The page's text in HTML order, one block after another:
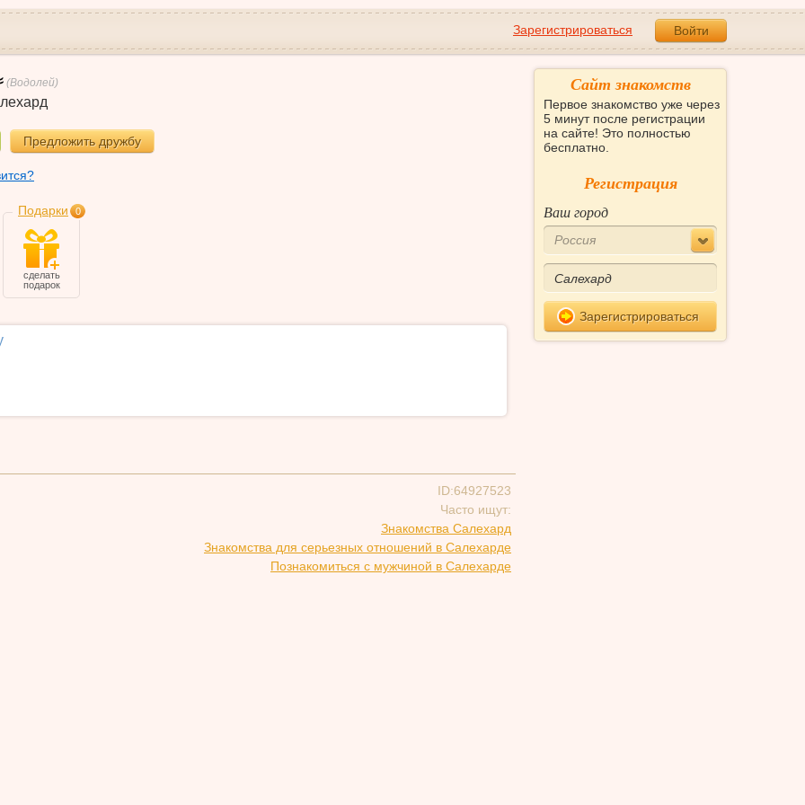
Зарегистрироваться Войти
(Водолей)
Предложить дружбу
Подарки 0
сделать
подарок
ID:64927523
Часто ищут:
Знакомства Салехард
Знакомства для серьезных отношений в Салехарде
Познакомиться с мужчиной в Салехарде
Сайт знакомств
Первое знакомство уже через
5 минут после регистрации
на сайте! Это полностью
бесплатно.
Регистрация
Ваш город
Россия
Зарегистрироваться